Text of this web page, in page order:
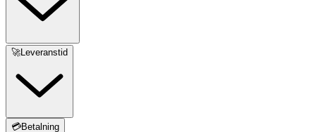
🚀Leveranstid
💳Betalning